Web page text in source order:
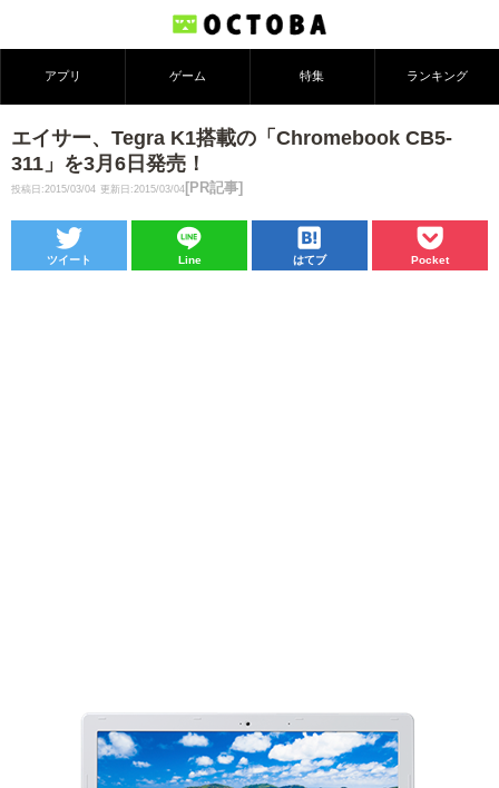
アプリ ゲーム 特集 ランキング
エイサー、Tegra K1搭載の「Chromebook CB5-
311」を3月6日発売！
投稿日:2015/03/04 更新日:2015/03/04 [PR記事]
ツイート Line はてブ Pocket